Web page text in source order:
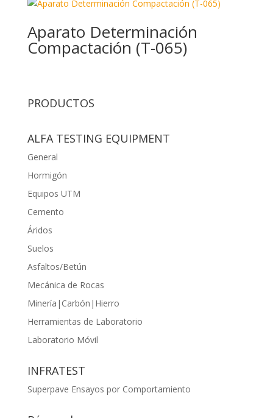
Aparato Determinación
Compactación (T-065)
PRODUCTOS
ALFA TESTING EQUIPMENT
General
Hormigón
Equipos UTM
Cemento
Áridos
Suelos
Asfaltos/Betún
Mecánica de Rocas
Minería|Carbón|Hierro
Herramientas de Laboratorio
Laboratorio Móvil
INFRATEST
Superpave Ensayos por Comportamiento